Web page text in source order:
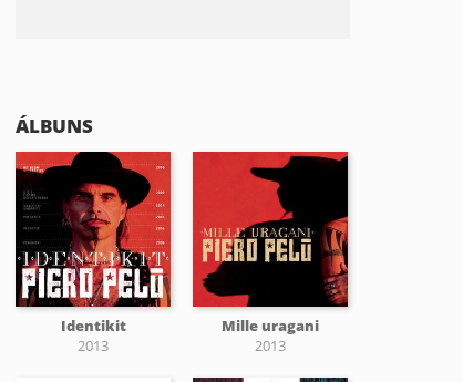
ÁLBUNS
Identikit
2013
Mille uragani
2013